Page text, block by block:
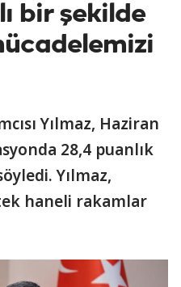
bir şekilde
Yılmaz, Haziran
28,4 puanlık
Yılmaz,
haneli rakamlar